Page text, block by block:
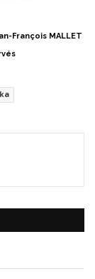
François MALLET